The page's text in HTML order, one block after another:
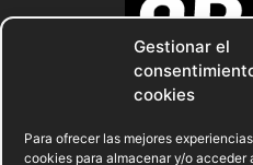
Gestionar el
cookies
Para ofrecer las mejores
cookies para almacenar y/o acceder